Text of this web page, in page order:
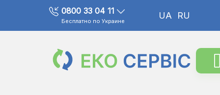
0800 33 04 11
Бесплатно по Украине
UA RU